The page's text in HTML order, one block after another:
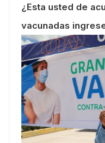
¿Esta usted de
vacunadas